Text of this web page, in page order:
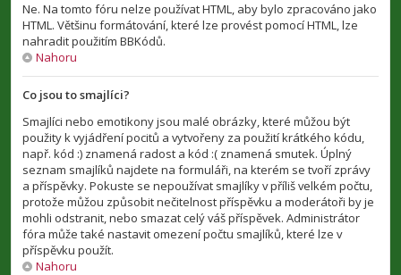
Ne. Na tomto fóru nelze používat HTML, aby bylo zpracováno jako
HTML. Většinu formátování, které lze provést pomocí HTML, lze
nahradit použitím BBKódů.
Nahoru
Co jsou to smajlíci?
Smajlíci nebo emotikony jsou malé obrázky, které můžou být
použity k vyjádření pocitů a vytvořeny za použití krátkého kódu,
např. kód :) znamená radost a kód :( znamená smutek. Úplný
seznam smajlíků najdete na formuláři, na kterém se tvoří zprávy
a příspěvky. Pokuste se nepoužívat smajlíky v příliš velkém počtu,
protože můžou způsobit nečitelnost příspěvku a moderátoři by je
mohli odstranit, nebo smazat celý váš příspěvek. Administrátor
fóra může také nastavit omezení počtu smajlíků, které lze v
příspěvku použít.
Nahoru